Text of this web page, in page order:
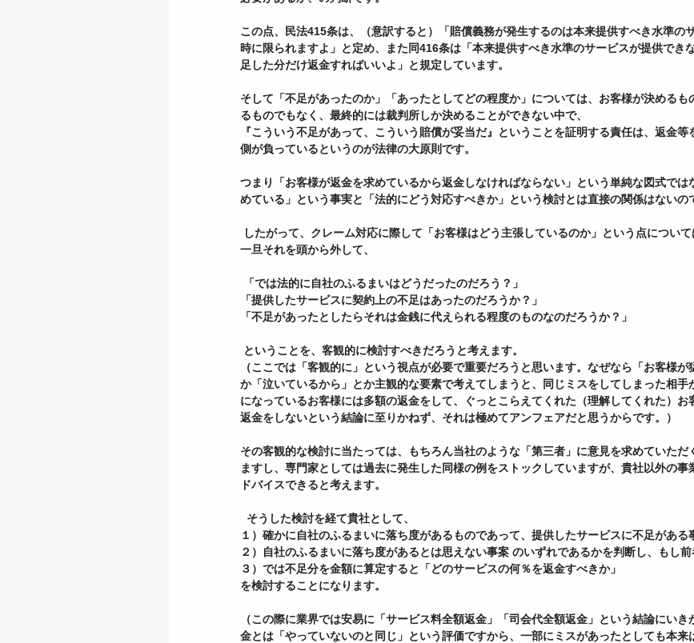
この点、民法415条は、（意訳すると）「賠償義務が発生するのは本来提供すべき水準の
時に限られますよ」と定め、また同416条は「本来提供すべき水準のサービスが提供でき
足した分だけ返金すればいいよ」と規定しています。
そして「不足があったのか」「あったとしてどの程度か」については、お客様が決めるも
るものでもなく、最終的には裁判所しか決めることができない中で、
『こういう不足があって、こういう賠償が妥当だ』ということを証明する責任は、返金
側が負っているというのが法律の大原則です。
つまり「お客様が返金を求めているから返金しなければならない」という単純な図式では
めている」という事実と「法的にどう対応すべきか」という検討とは直接の関係はないの
一旦それを頭から外して、
「では法的に自社のふるまいはどうだったのだろう？」
「提供したサービスに契約上の不足はあったのだろうか？」
「不足があったとしたらそれは金銭に代えられる程度のものなのだろうか？」
ということを、客観的に検討すべきだろうと考えます。
（ここでは「客観的に」という視点が必要で重要だろうと思います。なぜなら「お客様が
か「泣いているから」とか主観的な要素で考えてしまうと、同じミスをしてしまった相手
になっているお客様には多額の返金をして、ぐっとこらえてくれた（理解してくれた）お
返金をしないという結論に至りかねず、それは極めてアンフェアだと思うからです。）
その客観的な検討に当たっては、もちろん当社のような「第三者」に意見を求めていただ
ますし、専門家としては過去に発生した同様の例をストックしていますが、貴社以外の
ドバイスできると考えます。
  そうした検討を経て貴社として、
１）確かに自社のふるまいに落ち度があるものであって、提供したサービスに不足がある
２）自社のふるまいに落ち度があるとは思えない事案 のいずれであるかを判断し、もし
３）では不足分を金額に算定すると「どのサービスの何％を返金すべきか」
を検討することになります。
（この際に業界では安易に「サービス料全額返金」「司会代全額返金」という結論にい
金とは「やっていないのと同じ」という評価ですから、一部にミスがあったとしても本来